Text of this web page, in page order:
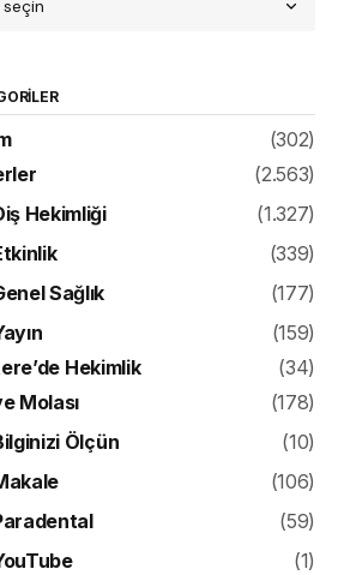
(302)
(2.563)
Hekimliği
(1.327)
(339)
Sağlık
(177)
(159)
Hekimlik
(34)
Molası
(178)
Ölçün
(10)
(106)
(59)
(1)